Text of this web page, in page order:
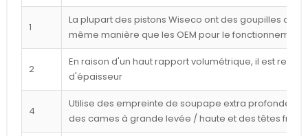
1
La plupart des pistons Wiseco ont des goupilles
même manière que les OEM pour le fonctionnement
2
En raison d'un haut rapport volumétrique, il est
d'épaisseur
4
Utilise des empreinte de soupape extra profondes
des cames à grande levée / haute et des têtes